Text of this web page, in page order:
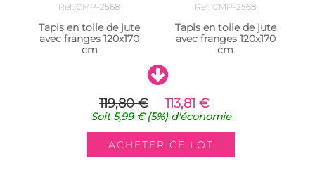
Ref. CMP-2568
Tapis en toile de jute
avec franges 120x170
cm
Ref. CMP-2568
Tapis en toile de jute
avec franges 120x170
cm
119,80 € 113,81 €
Soit5,99 €(5%) d'économie